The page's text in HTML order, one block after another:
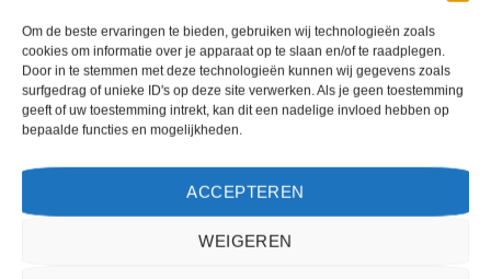
Om de beste ervaringen te bieden, gebruiken wij technologieën zoals
cookies om informatie over je apparaat op te slaan en/of te raadplegen.
Door in te stemmen met deze technologieën kunnen wij gegevens zoals
surfgedrag of unieke ID's op deze site verwerken. Als je geen toestemming
geeft of uw toestemming intrekt, kan dit een nadelige invloed hebben op
bepaalde functies en mogelijkheden.
ACCEPTEREN
WEIGEREN
WAT ZE OVER ONS ZEGGEN